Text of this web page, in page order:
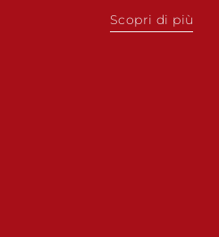
Scopri di più